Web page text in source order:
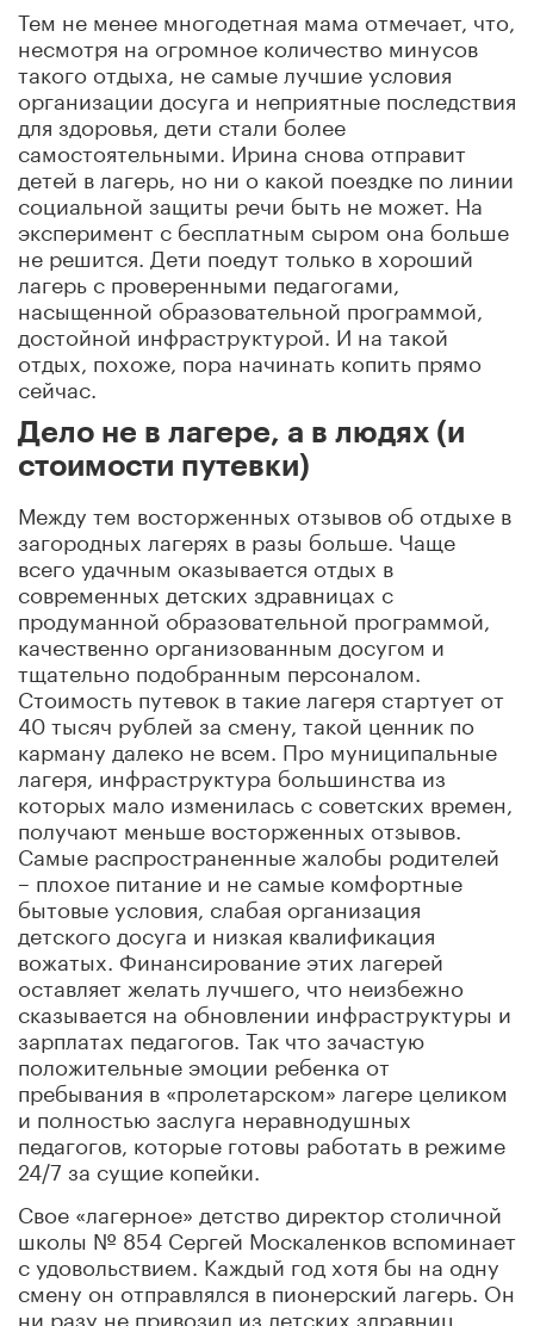
Тем не менее многодетная мама отмечает, что,
несмотря на огромное количество минусов
такого отдыха, не самые лучшие условия
организации досуга и неприятные последствия
для здоровья, дети стали более
самостоятельными. Ирина снова отправит
детей в лагерь, но ни о какой поездке по линии
социальной защиты речи быть не может. На
эксперимент с бесплатным сыром она больше
не решится. Дети поедут только в хороший
лагерь с проверенными педагогами,
насыщенной образовательной программой,
достойной инфраструктурой. И на такой
отдых, похоже, пора начинать копить прямо
сейчас.
Дело не в лагере, а в людях (и
стоимости путевки)
Между тем восторженных отзывов об отдыхе в
загородных лагерях в разы больше. Чаще
всего удачным оказывается отдых в
современных детских здравницах с
продуманной образовательной программой,
качественно организованным досугом и
тщательно подобранным персоналом.
Стоимость путевок в такие лагеря стартует от
40 тысяч рублей за смену, такой ценник по
карману далеко не всем. Про муниципальные
лагеря, инфраструктура большинства из
которых мало изменилась с советских времен,
получают меньше восторженных отзывов.
Самые распространенные жалобы родителей
– плохое питание и не самые комфортные
бытовые условия, слабая организация
детского досуга и низкая квалификация
вожатых. Финансирование этих лагерей
оставляет желать лучшего, что неизбежно
сказывается на обновлении инфраструктуры и
зарплатах педагогов. Так что зачастую
положительные эмоции ребенка от
пребывания в «пролетарском» лагере целиком
и полностью заслуга неравнодушных
педагогов, которые готовы работать в режиме
24/7 за сущие копейки.
Свое «лагерное» детство директор столичной
школы № 854 Сергей Москаленков вспоминает
с удовольствием. Каждый год хотя бы на одну
смену он отправлялся в пионерский лагерь. Он
ни разу не привозил из детских здравниц